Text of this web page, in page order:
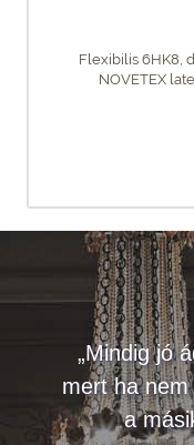
Flexibilis 6HK8,
NOVETEX
„Mindig jó
mert ha
a